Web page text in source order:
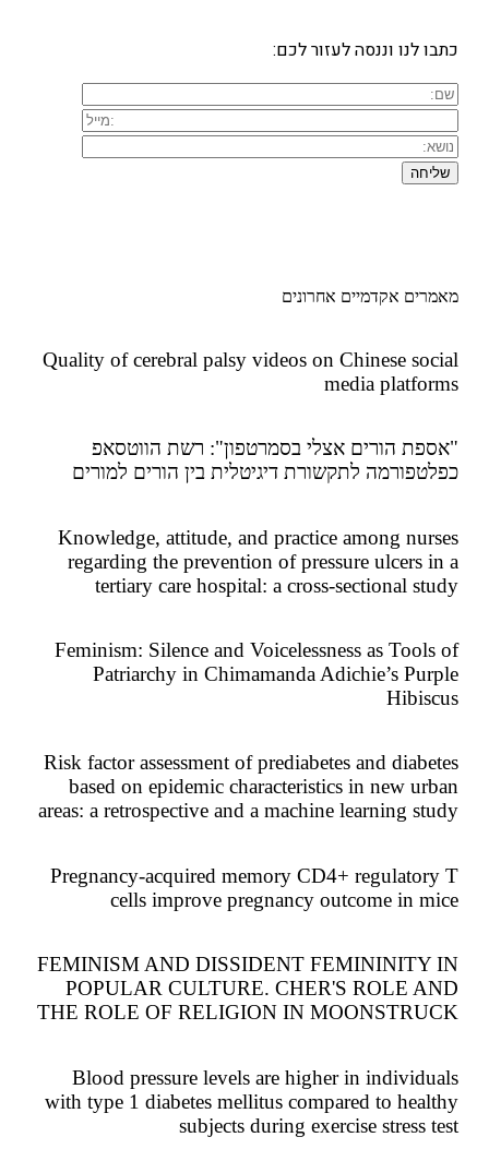
כתבו לנו וננסה לעזור לכם:
מאמרים אקדמיים אחרונים
Quality of cerebral palsy videos on Chinese social
media platforms
"אספת הורים אצלי בסמרטפון": רשת הווטסאפ
כפלטפורמה לתקשורת דיגיטלית בין הורים למורים
Knowledge, attitude, and practice among nurses
regarding the prevention of pressure ulcers in a
tertiary care hospital: a cross-sectional study
Feminism: Silence and Voicelessness as Tools of
Patriarchy in Chimamanda Adichie’s Purple
Hibiscus
Risk factor assessment of prediabetes and diabetes
based on epidemic characteristics in new urban
areas: a retrospective and a machine learning study
Pregnancy-acquired memory CD4+ regulatory T
cells improve pregnancy outcome in mice
FEMINISM AND DISSIDENT FEMININITY IN
POPULAR CULTURE. CHER'S ROLE AND
THE ROLE OF RELIGION IN MOONSTRUCK
Blood pressure levels are higher in individuals
with type 1 diabetes mellitus compared to healthy
subjects during exercise stress test